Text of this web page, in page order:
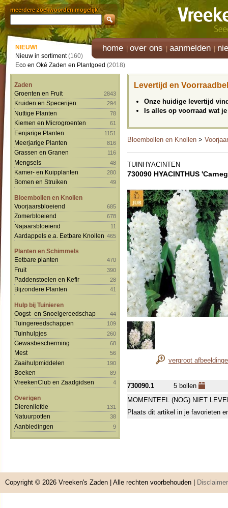
meerdere zoekwoorden mogelijk
home over ons aanmelden
NIEUW!
Nieuw in sortiment(160)
Eco en Oké Zaden en Plantgoed (2018)
Zaden
Groenten en Fruit
2843
Kruiden en Specerijen 294
Nuttige Planten 78
Kiemen en Microgroenten 61
Eenjarige Planten 1151
Meerjarige Planten 816
Grassen en Granen 116
Mengsels 48
Kamer- en Kuipplanten 280
Bomen en Struiken 49
Bloembollen en Knollen
Voorjaarsbloeiend
685
Zomerbloeiend 678
Najaarsbloeiend 11
Aardappels e.a. Eetbare Knollen 465
Planten en Schimmels
Eetbare planten
470
Fruit 390
Paddenstoelen en Kefir 28
Bijzondere Planten 41
Hulp bij Tuinieren
Oogst- en Snoeigereedschap
44
Tuingereedschappen 109
Tuinhulpjes 260
Gewasbescherming 68
Mest 56
Zaaihulpmiddelen 190
Boeken 89
VreekenClub en Zaadgidsen 4
Overigen
Dierenliefde
131
Natuurpotten 38
Aanbiedingen 9
Levertijd en
Onze huidige levertijd
Is alles op voorraad wat
Bloembollen en Knollen >
TUINHYACINTEN
730090 HYACINTHUS
vergroot
730090.1
5 bollen
MOMENTEEL (NOG) NIET
Plaats dit artikel in je favorieten
Copyright © 2026 Vreeken's Zaden | Alle rechten voorbehouden | Disclaimer